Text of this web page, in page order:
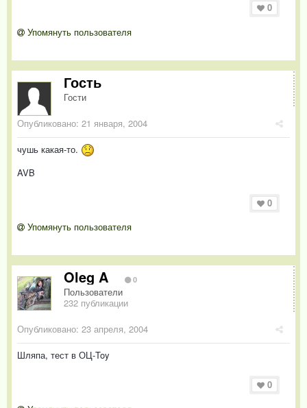
0
Упомянуть пользователя
Гость
Гости
Опубликовано: 21 января, 2004
чушь какая-то.
AVB
0
Упомянуть пользователя
Oleg A 0
Пользователи
232 публикации
Опубликовано: 23 апреля, 2004
Шляпа, тест в ОЦ-Toy
0